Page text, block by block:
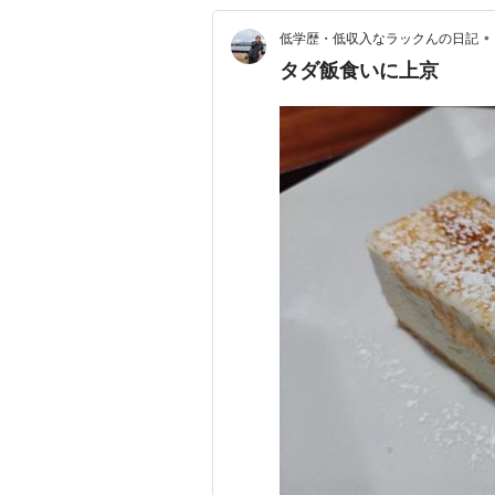
低学歴・低収入なラックんの日記 •
タダ飯食いに上京